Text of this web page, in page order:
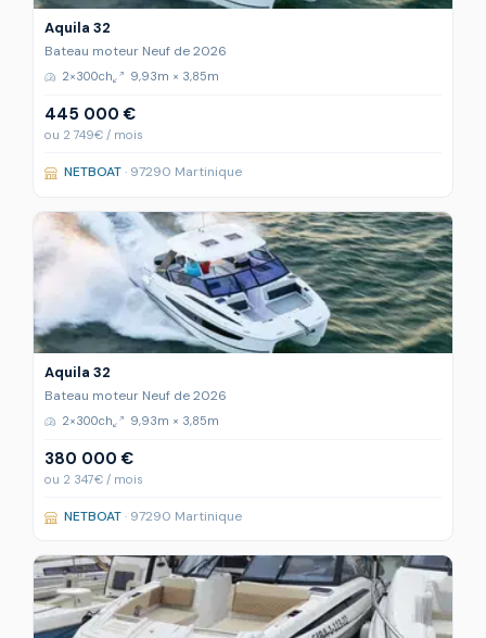
Aquila 32
Bateau moteur Neuf de 2026
2×300ch 9,93m × 3,85m
445 000 €
ou 2 749€ / mois
NETBOAT· 97290 Martinique
Aquila 32
Bateau moteur Neuf de 2026
2×300ch 9,93m × 3,85m
380 000 €
ou 2 347€ / mois
NETBOAT· 97290 Martinique